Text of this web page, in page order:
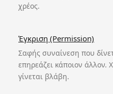
χρέος.
Έγκριση (Permission)
Σαφής συναίνεση που
επηρεάζει κάποιον άλλον.
γίνεται βλάβη.